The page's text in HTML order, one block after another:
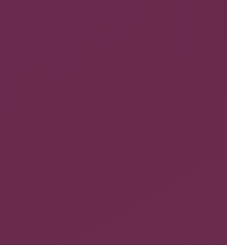
que l'on ne précise
(1), en effet le descripteur
le fichier vers lequel la
pas auparavant, sinon